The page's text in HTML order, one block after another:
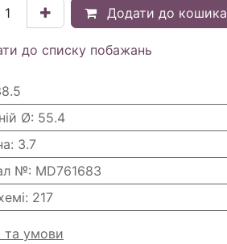
Додати до кошика
до списку побажань
Ø: 55.4
: 3.7
№: MD761683
: 217
та умови